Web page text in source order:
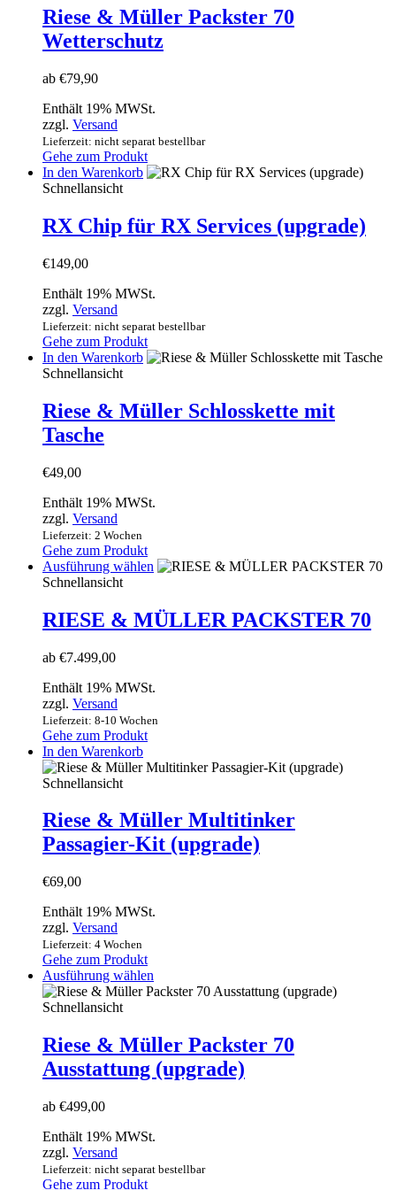
Varianten
auf.
Die
gewählt
Riese & Müller Packster 70
Wetterschutz
ab €79,90
Enthält 19% MWSt.
zzgl. Versand
Lieferzeit: nicht separat bestellbar
Gehe zum Produkt
In den Warenkorb
Schnellansicht
RX Chip für RX Services (upgrade)
€149,00
Enthält 19% MWSt.
zzgl. Versand
Lieferzeit: nicht separat bestellbar
Gehe zum Produkt
In den Warenkorb
Schnellansicht
Riese & Müller Schlosskette mit
Tasche
€49,00
Enthält 19% MWSt.
zzgl. Versand
Lieferzeit: 2 Wochen
Gehe zum Produkt
Ausführung wählen Dieses
mehrere
Varianten
der
werden
Schnellansicht
RIESE & MÜLLER PACKSTER 70
ab €7.499,00
Enthält 19% MWSt.
zzgl. Versand
Lieferzeit: 8-10 Wochen
Gehe zum Produkt
In den Warenkorb
Schnellansicht
Riese & Müller Multitinker
Passagier-Kit (upgrade)
€69,00
Enthält 19% MWSt.
zzgl. Versand
Lieferzeit: 4 Wochen
Gehe zum Produkt
Ausführung wählen
Produkt
Varianten
auf.
Die
gewählt
Schnellansicht
Riese & Müller Packster 70
Ausstattung (upgrade)
ab €499,00
Enthält 19% MWSt.
zzgl. Versand
Lieferzeit: nicht separat bestellbar
Gehe zum Produkt